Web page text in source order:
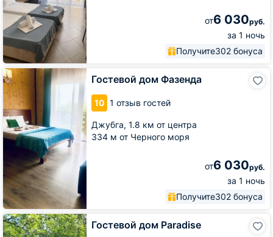
от6 030руб.
за 1 ночь
Получите302 бонуса
Гостевой дом Фазенда
10 1 отзыв гостей
Джубга, 1.8 км от центра
334 м от Черного моря
от6 030руб.
за 1 ночь
Получите302 бонуса
Гостевой
дом
Фазенда
Гостевой дом Paradise
Гостевой
дом